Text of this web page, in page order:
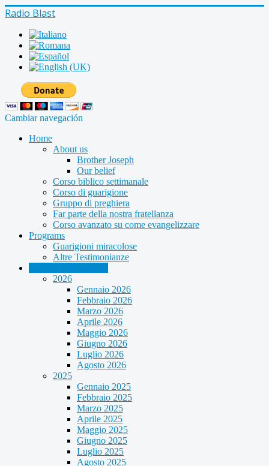
Radio Blast
Cambiar navegación
Home
About us
Brother Joseph
Our belief
Corso biblico settimanale
Corso di guarigione
Gruppo di preghiera
Far parte della nostra fratellanza
Corso avanzato su come evangelizzare
Programs
Guarigioni miracolose
Altre Testimonianze
2026
Gennaio 2026
Febbraio 2026
Marzo 2026
Aprile 2026
Maggio 2026
Giugno 2026
Luglio 2026
Agosto 2026
2025
Gennaio 2025
Febbraio 2025
Marzo 2025
Aprile 2025
Maggio 2025
Giugno 2025
Luglio 2025
Agosto 2025